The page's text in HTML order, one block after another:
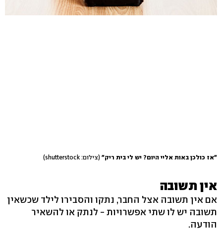
"אז כולכן באות אליי היום? יש לי בית ריק" (צילום: shutterstock)
אין תשובה
אם אין תשובה אצל החבר, נתקו והסבירו לילד שכשאין
תשובה יש לו שתי אפשרויות - לנתק או להשאיר
הודעה.